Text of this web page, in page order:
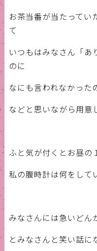
お茶当番が当たってい
て
いつもはみなさん「あ
のに
なにも言われなかった
などと思いながら用意
ふと気が付くとお昼の
私の腹時計は何をして
みなさんには急いどん
とみなさんと笑い話